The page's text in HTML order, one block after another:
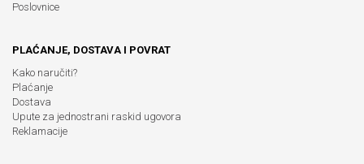
Poslovnice
PLAĆANJE, DOSTAVA I POVRAT
Kako naručiti?
Plaćanje
Dostava
Upute za jednostrani raskid ugovora
Reklamacije